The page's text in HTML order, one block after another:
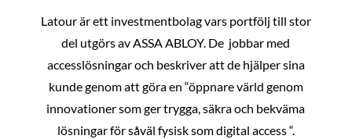
Latour är ett investmentbolag vars portfölj till stor
del utgörs av ASSA ABLOY. De jobbar med
accesslösningar och beskriver att de hjälper sina
kunde genom att göra en “öppnare värld genom
innovationer som ger trygga, säkra och bekväma
lösningar för såväl fysisk som digital access “.